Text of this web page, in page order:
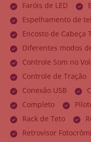
Faróis de LED
Espelhamento de
Encosto de Cabeça
Diferentes modos
Controle Som no
Controle de Tração
Conexão USB
Completo
Rack de Teto
Retrovisor